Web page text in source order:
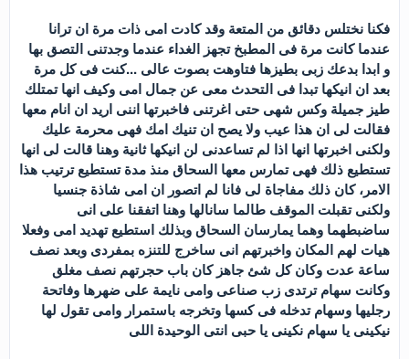
فكنا نختلس دقائق من المتعة وقد كادت امى ذات مرة ان ترانا
عندما كانت مرة فى المطبخ تجهز الغداء عندما وجدتنى التصق بها
و ابدا بدعك زبى بطيزها فتاوهت بصوت عالى ...كنت فى كل مرة
بعد ان انيكها تبدا فى التحدث معى عن جمال امى وكيف انها تمتلك
طيز جميلة وكس شهى حتى اغرتنى فاخبرتها اننى اريد ان انام معها
فقالت لى ان هذا عيب ولا يصح ان تنيك امك فهى محرمة عليك
ولكنى اخبرتها انها اذا لم تساعدنى لن انيكها ثانية وهنا قالت لى انها
تستطيع ذلك فهى تمارس معها السحاق منذ مدة تستطيع ترتيب هذا
الامر، كان ذلك مفاجاة لى فانا لم اتصور ان امى شاذة جنسيا
ولكنى تقبلت الموقف طالما سانالها وهنا اتفقنا على انى
ساضبطهما وهما يمارسان السحاق وبذلك استطيع تهديد امى وفعلا
هيات لهم المكان واخبرتهم انى ساخرج للتنزه بمفردى وبعد نصف
ساعة عدت وكان كل شئ جاهز كان باب حجرتهم نصف مغلق
وكانت سهام ترتدى زب صناعى وامى نايمة على ضهرها وفاتحة
رجليها وسهام تدخله فى كسها وتخرجه باستمرار وامى تقول لها
نيكينى يا سهام نكينى يا حبى انتى الوحيدة اللى